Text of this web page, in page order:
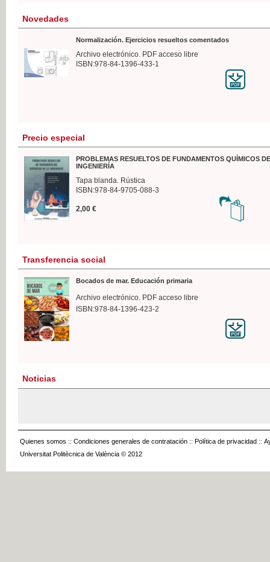
Novedades
Normalización. Ejercicios resueltos comentados
Archivo electrónico. PDF acceso libre
ISBN:978-84-1396-433-1
Precio especial
PROBLEMAS RESUELTOS DE FUNDAMENTOS QUÍMICOS
INGENIERÍA
Tapa blanda. Rústica
ISBN:978-84-9705-088-3
2,00 €
Transferencia social
Bocados de mar. Educación primaria
Archivo electrónico. PDF acceso libre
ISBN:978-84-1396-423-2
Noticias
Quienes somos :: Condiciones generales de contratación :: Política de privacidad ::
Universitat Politècnica de València © 2012